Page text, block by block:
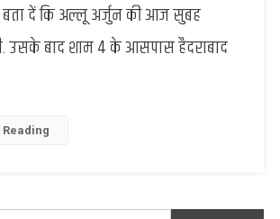
हाई
कोर्ट
गैर
दें कि अल्लू अर्जुन की आज सुबह
उसके बाद शाम 4 के आसपास हैदराबाद